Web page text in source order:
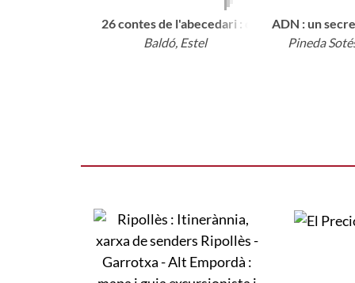
26 contes de l'abecedari : cada lletra amb el
Baldó, Estel
ADN : un
Pineda